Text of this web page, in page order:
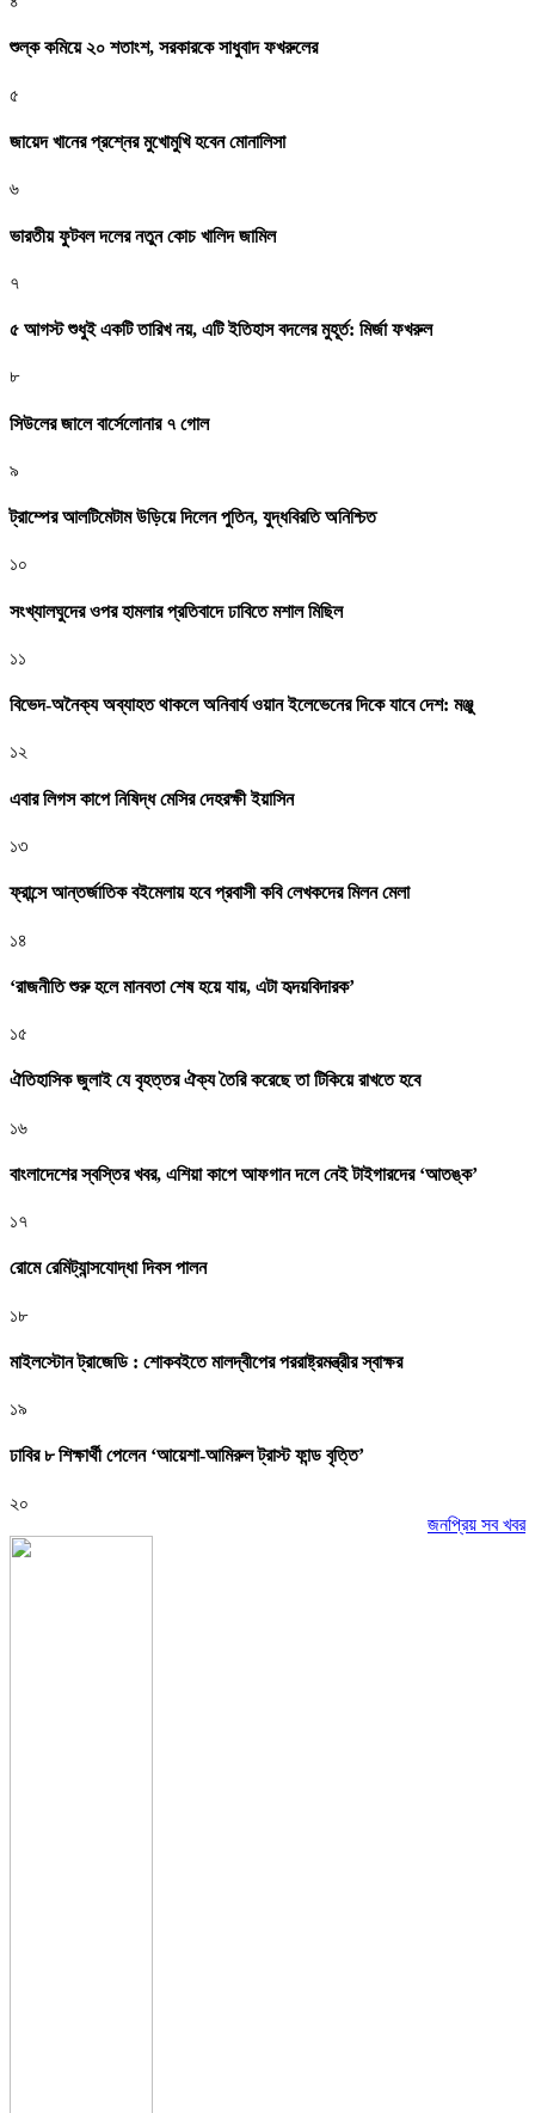
শুল্ক কমিয়ে ২০ শতাংশ, সরকারকে সাধুবাদ ফখরুলের
৫
জায়েদ খানের প্রশ্নের মুখোমুখি হবেন মোনালিসা
৬
ভারতীয় ফুটবল দলের নতুন কোচ খালিদ জামিল
৭
৫ আগস্ট শুধুই একটি তারিখ নয়, এটি ইতিহাস বদলের মুহূর্ত: মির্জা ফখরুল
৮
সিউলের জালে বার্সেলোনার ৭ গোল
৯
ট্রাম্পের আলটিমেটাম উড়িয়ে দিলেন পুতিন, যুদ্ধবিরতি অনিশ্চিত
১০
সংখ্যালঘুদের ওপর হামলার প্রতিবাদে ঢাবিতে মশাল মিছিল
১১
বিভেদ-অনৈক্য অব্যাহত থাকলে অনিবার্য ওয়ান ইলেভেনের দিকে যাবে দেশ: মঞ্জু
১২
এবার লিগস কাপে নিষিদ্ধ মেসির দেহরক্ষী ইয়াসিন
১৩
ফ্রান্সে আন্তর্জাতিক বইমেলায় হবে প্রবাসী কবি লেখকদের মিলন মেলা
১৪
‘রাজনীতি শুরু হলে মানবতা শেষ হয়ে যায়, এটা হৃদয়বিদারক’
১৫
ঐতিহাসিক জুলাই যে বৃহত্তর ঐক্য তৈরি করেছে তা টিকিয়ে রাখতে হবে
১৬
বাংলাদেশের স্বস্তির খবর, এশিয়া কাপে আফগান দলে নেই টাইগারদের ‘আতঙ্ক’
১৭
রোমে রেমিট্যান্সযোদ্ধা দিবস পালন
১৮
মাইলস্টোন ট্রাজেডি : শোকবইতে মালদ্বীপের পররাষ্ট্রমন্ত্রীর স্বাক্ষর
১৯
ঢাবির ৮ শিক্ষার্থী পেলেন ‘আয়েশা-আমিরুল ট্রাস্ট ফান্ড বৃত্তি’
২০
জনপ্রিয় সব খবর